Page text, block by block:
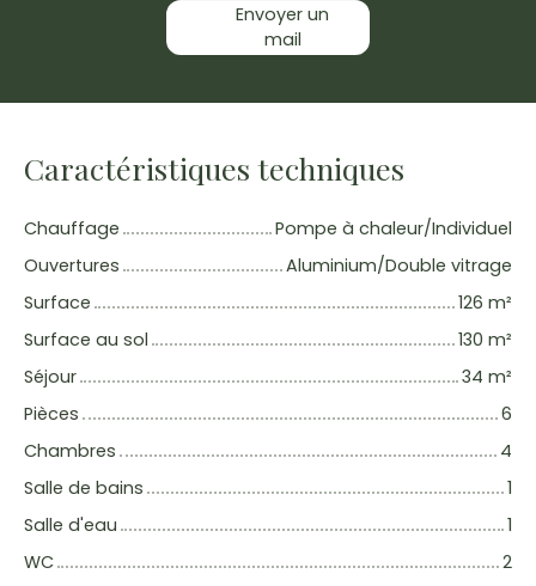
Envoyer un
mail
Caractéristiques techniques
Chauffage
Pompe à chaleur/Individuel
Ouvertures
Aluminium/Double vitrage
Surface
126 m²
Surface au sol
130 m²
Séjour
34 m²
Pièces
6
Chambres
4
Salle de bains
1
Salle d'eau
1
WC
2